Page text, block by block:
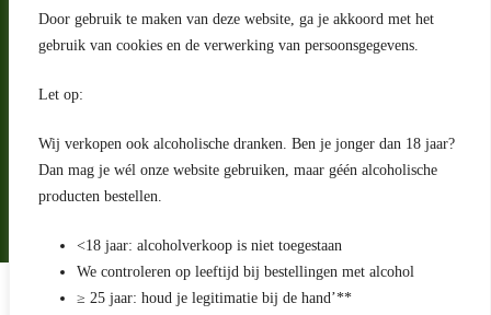
Door gebruik te maken van deze website, ga je akkoord met het
gebruik van cookies en de verwerking van persoonsgegevens.
Let op:
Wij verkopen ook alcoholische dranken. Ben je jonger dan 18 jaar?
Dan mag je wél onze website gebruiken, maar géén alcoholische
producten bestellen.
<18 jaar: alcoholverkoop is niet toegestaan
We controleren op leeftijd bij bestellingen met alcohol
≥ 25 jaar: houd je legitimatie bij de hand’**
klantenservice@portugeseproducten.nl
Facebook
Herroepingsrecht
Bij bezorging van alcoholhoudende dranken voert de bezorger
Algemene voorwaarden